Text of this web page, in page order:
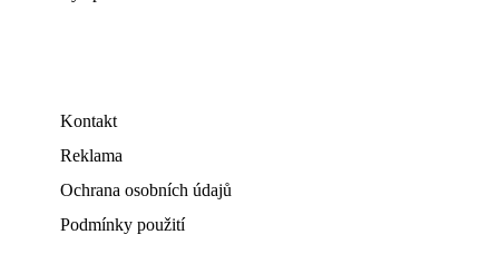
Kontakt
Reklama
Ochrana osobních údajů
Podmínky použití